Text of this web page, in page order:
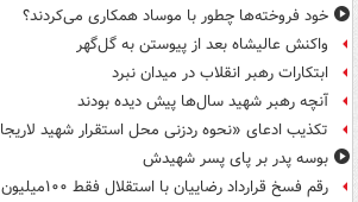
خود فروخته‌ها چطور با موساد همکاری می‌کردند؟
واکنش عالیشاه بعد از پیوستن به گل‌گهر
ابتکارات رهبر انقلاب در میدان نبرد
آنچه رهبر شهید سال‌ها پیش دیده بودند
تکذیب ادعای «نحوه ردزنی محل استقرار شهید
بوسه‌ پدر بر پای پسر شهیدش
رقم فسخ قرارداد رضاییان با استقلال فقط ۱۰۰میلیون تومان!